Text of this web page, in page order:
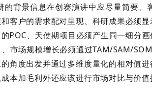
背景信息在创赛演讲中应尽量简要
客户的需求配对呈现、科研成果必须
POC、天使期项目必须产生同一细分
市场规模增长必须通过TAM/SAM/
角度出发并通过多维度量化的相对值
本加毛利外还应该进行市场对比与价